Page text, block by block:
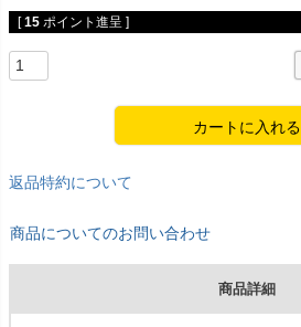
[ 15 ポイント進呈 ]
カートに入れる
返品特約について
商品についてのお問い合わせ
商品詳細